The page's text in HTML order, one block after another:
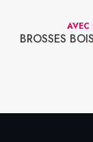
BROSSES